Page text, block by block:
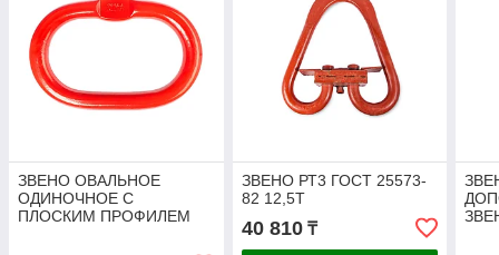
ЗВЕНО ОВАЛЬНОЕ
ОДИНОЧНОЕ С
ПЛОСКИМ ПРОФИЛЕМ
ЗВЕНО РТ3 ГОСТ 25573-
82 12,5Т
40 810₸